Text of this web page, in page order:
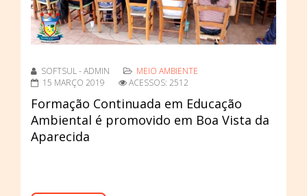
SOFTSUL - ADMIN
MEIO AMBIENTE
15 MARÇO 2019
ACESSOS: 2512
Formação Continuada em Educação
Ambiental é promovido em Boa Vista da
Aparecida